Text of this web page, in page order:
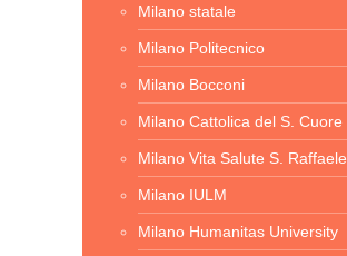
Milano statale
Milano Politecnico
Milano Bocconi
Milano Cattolica del S. Cuore
Milano Vita Salute S. Raffaele
Milano IULM
Milano Humanitas University